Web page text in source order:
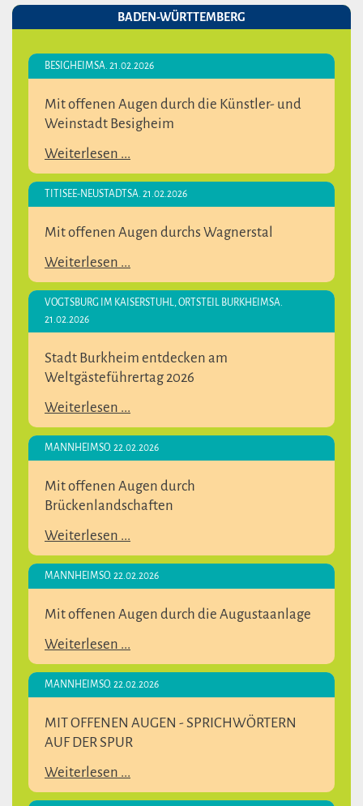
BADEN-WÜRTTEMBERG
BESIGHEIMSA. 21.02.2026
Mit offenen Augen durch die Künstler- und
Weinstadt Besigheim
Weiterlesen ...
TITISEE-NEUSTADT SA. 21.02.2026
Mit offenen Augen durchs Wagnerstal
Weiterlesen ...
VOGTSBURG IM KAISERSTUHL, ORTSTEIL BURKHEIMSA.
21.02.2026
Stadt Burkheim entdecken am
Weltgästeführertag 2026
Weiterlesen ...
MANNHEIMSO. 22.02.2026
Mit offenen Augen durch
Brückenlandschaften
Weiterlesen ...
MANNHEIMSO. 22.02.2026
Mit offenen Augen durch die Augustaanlage
Weiterlesen ...
MANNHEIMSO. 22.02.2026
MIT OFFENEN AUGEN - SPRICHWÖRTERN
AUF DER SPUR
Weiterlesen ...